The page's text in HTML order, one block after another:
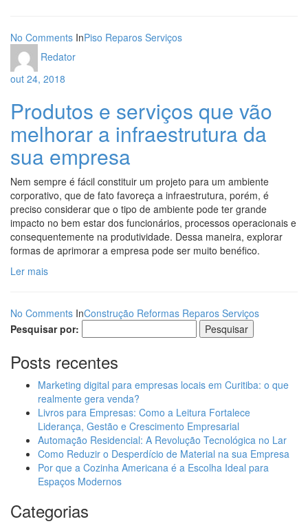
No Comments InPiso Reparos Serviços
Redator
out 24, 2018
Produtos e serviços que vão
melhorar a infraestrutura da
sua empresa
Nem sempre é fácil constituir um projeto para um ambiente
corporativo, que de fato favoreça a infraestrutura, porém, é
preciso considerar que o tipo de ambiente pode ter grande
impacto no bem estar dos funcionários, processos operacionais e
consequentemente na produtividade. Dessa maneira, explorar
formas de aprimorar a empresa pode ser muito benéfico.
Ler mais
No Comments InConstrução Reformas Reparos Serviços
Pesquisar por:
Posts recentes
Marketing digital para empresas locais em Curitiba: o que
realmente gera venda?
Livros para Empresas: Como a Leitura Fortalece
Liderança, Gestão e Crescimento Empresarial
Automação Residencial: A Revolução Tecnológica no Lar
Como Reduzir o Desperdício de Material na sua Empresa
Por que a Cozinha Americana é a Escolha Ideal para
Espaços Modernos
Categorias